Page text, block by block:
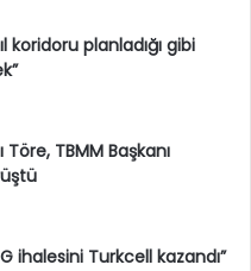
koridoru planladığı gibi
Töre, TBMM Başkanı
ihalesini Turkcell kazandı”